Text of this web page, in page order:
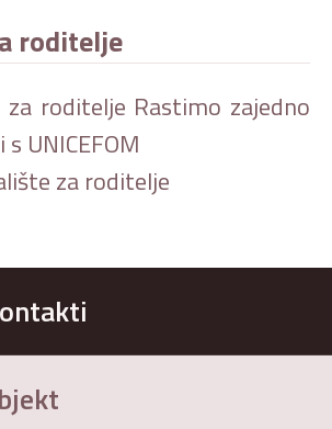
roditelje
za roditelje Rastimo zajedno
UNICEFOM
za roditelje